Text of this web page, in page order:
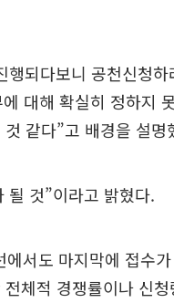
되다보니 공천신청
대해 확실히 정하지
같다”고 배경을 설명
될 것”이라고 밝혔다.
서도 마지막에 접수
체적 경쟁률이나 신